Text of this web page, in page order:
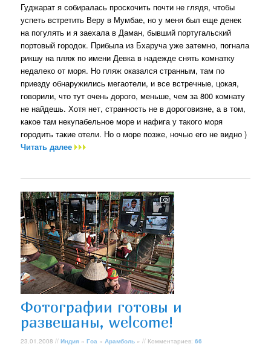
Гуджарат я собиралась проскочить почти не глядя, чтобы
успеть встретить Веру в Мумбае, но у меня был еще денек
на погулять и я заехала в Даман, бывший португальский
портовый городок. Прибыла из Бхаруча уже затемно, погнала
рикшу на пляж по имени Девка в надежде снять комнатку
недалеко от моря. Но пляж оказался странным, там по
приезду обнаружились мегаотели, и все встречные, цокая,
говорили, что тут очень дорого, меньше, чем за 800 комнату
не найдешь. Хотя нет, странность не в дороговизне, а в том,
какое там некупабельное море и нафига у такого моря
городить такие отели. Но о море позже, ночью его не видно )
Читать далее
Фотографии готовы и
развешаны, welcome!
23.01.2008 //Индия »Гоа »Арамболь » // Комментариев:66